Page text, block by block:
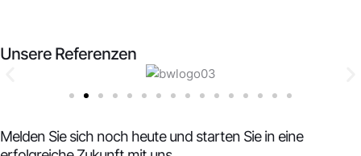
Unsere Referenzen
Melden Sie sich noch heute und starten Sie in eine